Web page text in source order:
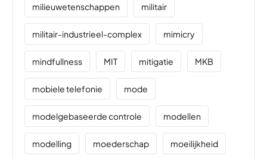
milieuwetenschappen militair
militair-industrieel-complex mimicry
mindfullness MIT mitigatie MKB
mobiele telefonie mode
modelgebaseerde controle modellen
modelling moederschap moeilijkheid